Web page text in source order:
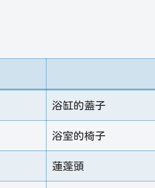
浴缸的蓋子
浴室的椅子
蓮蓬頭